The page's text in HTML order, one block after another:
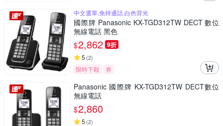
中文選單,免持通話,白色背光
國際牌 Panasonic KX-TGD312TW DECT 數位
無線電話 黑色
$2,862 9折
5 (2)
限時下殺 券
Panasonic 國際牌 KX-TGD312TW DECT數位
無線電話
$2,860
5 (2)